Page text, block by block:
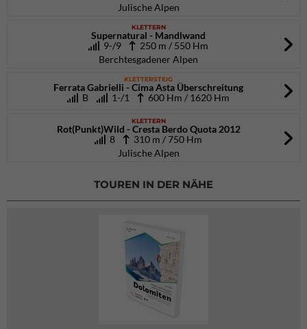
Julische Alpen
KLETTERN
Supernatural - Mandlwand
9-/9
250 m / 550 Hm
Berchtesgadener Alpen
KLETTERSTEIG
Ferrata Gabrielli - Cima Asta Überschreitung
B
1-/1 600 Hm / 1620 Hm
KLETTERN
Rot(Punkt)Wild - Cresta Berdo Quota 2012
8
310 m / 750 Hm
Julische Alpen
TOUREN IN DER NÄHE